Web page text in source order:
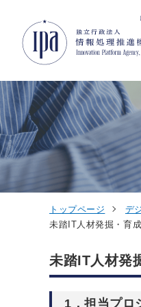
トップページ デ
未踏IT人材発掘・育
未踏IT人材発
1．担当プロ